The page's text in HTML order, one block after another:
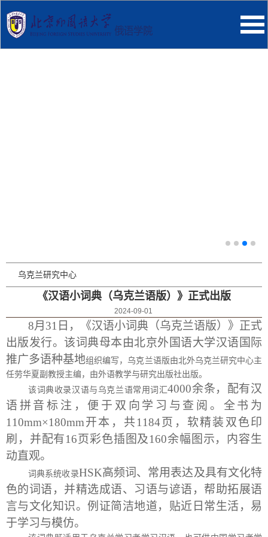
乌克兰研究中心
《汉语小词典（乌克兰语版）》正式出版
2024-09-01
8月31日，《汉语小词典（乌克兰语版）》正式
出版发行。该词典母本由北京外国语大学汉语国际
推广多语种基地组织编写 ，乌克兰语版由北外乌克兰研究中心主
任劳华夏 副教授主编，由外语教学与研究出版社出版。
该词典收录汉语与乌克兰语常用词汇4000余条，配有汉
语拼音标注，便于双向学习与查阅。全书为
110mm×180mm开本，共1184页，软精装双色印
刷，并配有16页彩色插图及160余幅图示，内容生
动直观。
词典系统收录HSK高频词、常用表达及具有文化特
色的词语，并精选成语、习语与谚语，帮助拓展语
言与文化知识。例证简洁地道，贴近日常生活，易
于学习与模仿。